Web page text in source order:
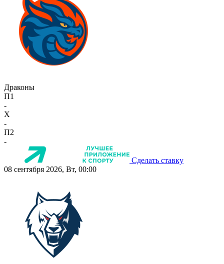
Драконы
П1
-
X
-
П2
-
Сделать ставку
08 сентября 2026, Вт, 00:00